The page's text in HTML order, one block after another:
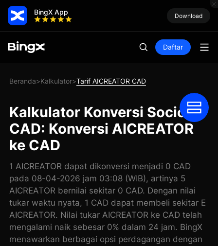
BingX App Download
Daftar
Beranda>Kalkulator>Tarif AICREATOR CAD
Kalkulator Konversi Sociove
CAD: Konversi AICREATOR
ke CAD
1 AICREATOR dapat dikonversi menjadi 0 CAD
pada 08-04-2026 jam 03:08 (WIB), artinya 5
AICREATOR bernilai sekitar 0 CAD. Dengan nilai
tukar waktu nyata, 1 CAD dapat membeli sekitar E
AICREATOR. Nilai tukar AICREATOR ke CAD telah
mengalami naik sebesar 0% dalam 24 jam. BingX
menawarkan berbagai opsi perdagangan dengan